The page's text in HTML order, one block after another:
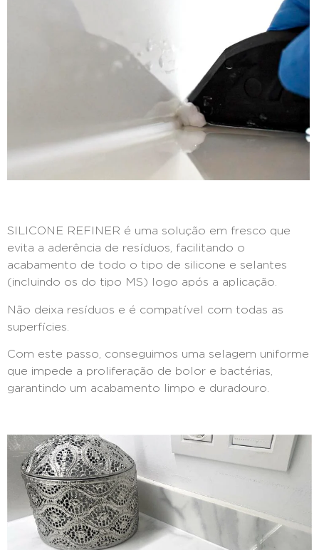
SILICONE REFINER é uma solução em fresco que
evita a aderência de resíduos, facilitando o
acabamento de todo o tipo de silicone e selantes
(incluindo os do tipo MS) logo após a aplicação.
Não deixa resíduos e é compatível com todas as
superfícies.
Com este passo, conseguimos uma selagem uniforme
que impede a proliferação de bolor e bactérias,
garantindo um acabamento limpo e duradouro.